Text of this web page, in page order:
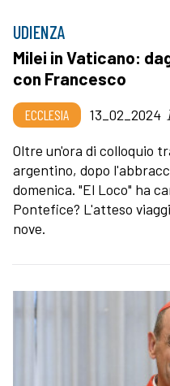
UDIENZA
Milei in Vaticano:
con Francesco
ECCLESIA 13_02_2024
Oltre un'ora di colloquio
argentino, dopo
domenica. "El Loco" ha
Pontefice? L'atteso
nove.